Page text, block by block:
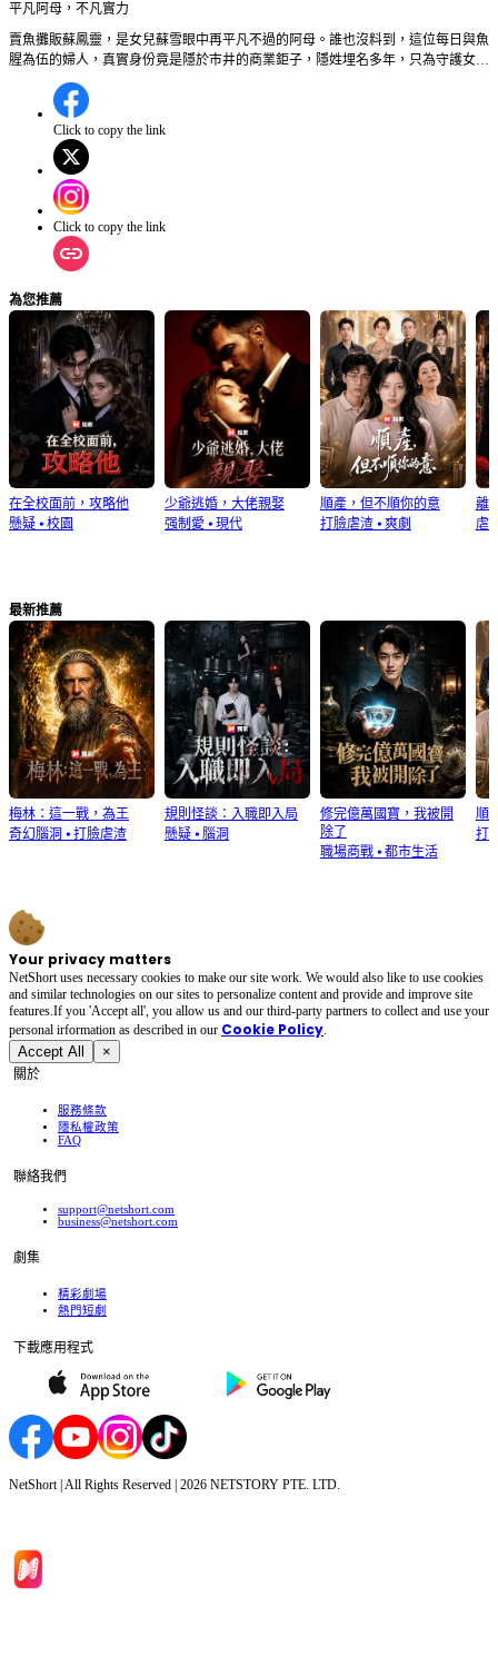
平凡阿母，不凡實力
賣魚攤販蘇鳳靈，是女兒蘇雪眼中再平凡不過的阿母。誰也沒料到，這位每日與魚
腥為伍的婦人，真實身份竟是隱於市井的商業鉅子，隱姓埋名多年，只為守護女兒
平安長大。蘇雪在工廠踏實打拼，卻撞上驕縱跋扈的霍家千金霍琳琳。從處處刁難
到惡意欺凌，霍琳琳的作惡愈演愈烈，不僅害得蘇雪的好友重傷臥床，連她交往多
年的男友也選擇背棄。走投無路的蘇雪被逼至絕境，竟萌生出輕生的念頭。千鈞一
髮之際，蘇鳳靈及時趕到。面對霍琳琳依舊囂張的挑釁，這位平凡阿母從容撥通一
通電話。隨著電話那端的指令傳出，她隱藏多年的不凡實力瞬間顯露——匆匆趕來
的霍家掌門人霍遠山，見狀頓時魂飛魄散，滿臉驚恐！
Click to copy the link
Click to copy the link
為您推薦
在全校面前，攻略他
懸疑 ⦁ 校園
少爺逃婚，大佬親娶
强制愛 ⦁ 現代
順產，但不順你的意
打臉虐渣⦁ 爽劇
離
虐
最新推薦
梅林：這一戰，為王
奇幻腦洞 ⦁ 打臉虐渣
規則怪談：入職即入局
懸疑⦁ 腦洞
修完億萬國寶，我被開
除了
職場商戰⦁ 都市生活
順
打
Your privacy matters
NetShort uses necessary cookies to make our site work. We would also like to use cookies
and similar technologies on our sites to personalize content and provide and improve site
features.If you 'Accept all', you allow us and our third-party partners to collect and use your
personal irformation as described in our Cookie Policy.
Accept All ×
關於
服務條款
隱私權政策
FAQ
聯絡我們
support@netshort.com
business@netshort.com
劇集
精彩劇場
熱門短劇
下載應用程式
NetShort | All Rights Reserved | 2026 NETSTORY PTE. LTD.